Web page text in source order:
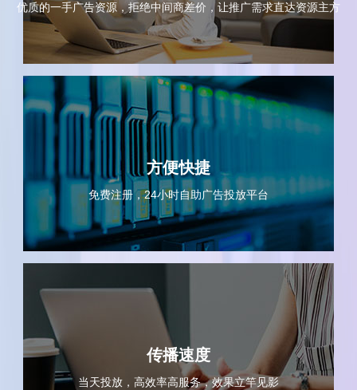
优质的一手广告资源，拒绝中间商差价，让推广需求直达资源主方
方便快捷
免费注册，24小时自助广告投放平台
传播速度
当天投放，高效率高服务，效果立竿见影